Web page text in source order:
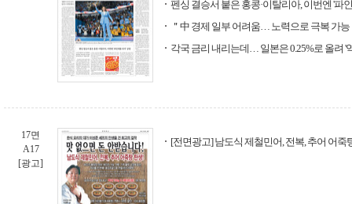
펜싱 결승서 붙은 홍콩·이탈리아, 이번엔 '파
＂中 경제 일부 어려움… 노력으로 극복 가능
각국 금리 내리는데… 일본은 0.25%로 올려 '
17면
A17
[광고]
[전면광고] 남도식 제철민어, 전복, 추어 어죽